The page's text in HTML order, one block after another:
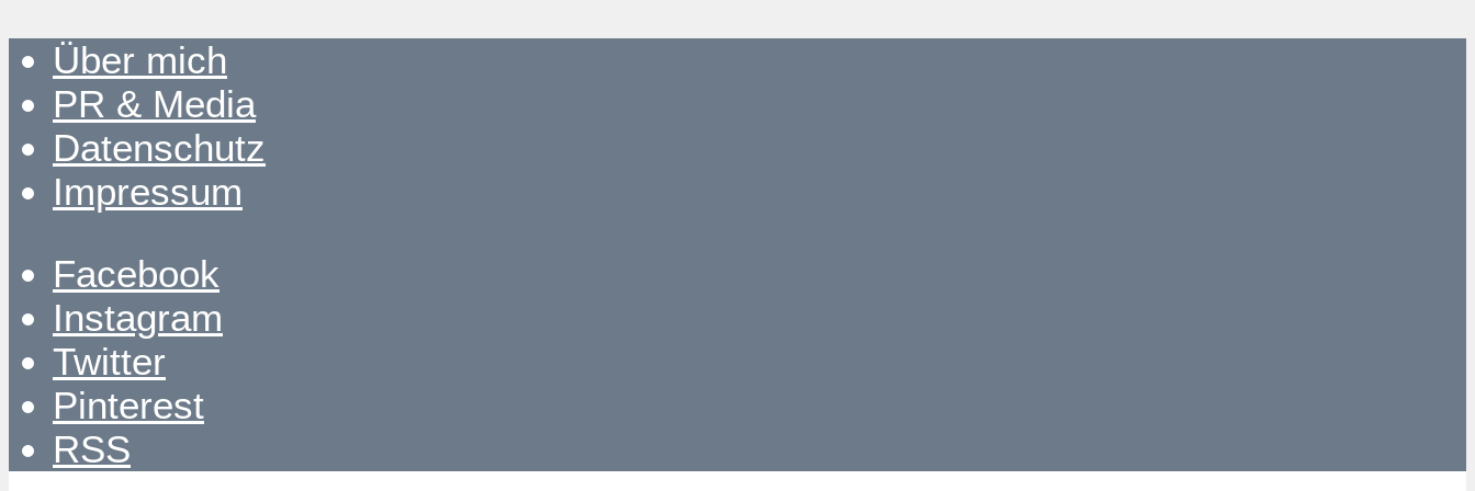
Über mich
PR & Media
Datenschutz
Impressum
Facebook
Instagram
Twitter
Pinterest
RSS